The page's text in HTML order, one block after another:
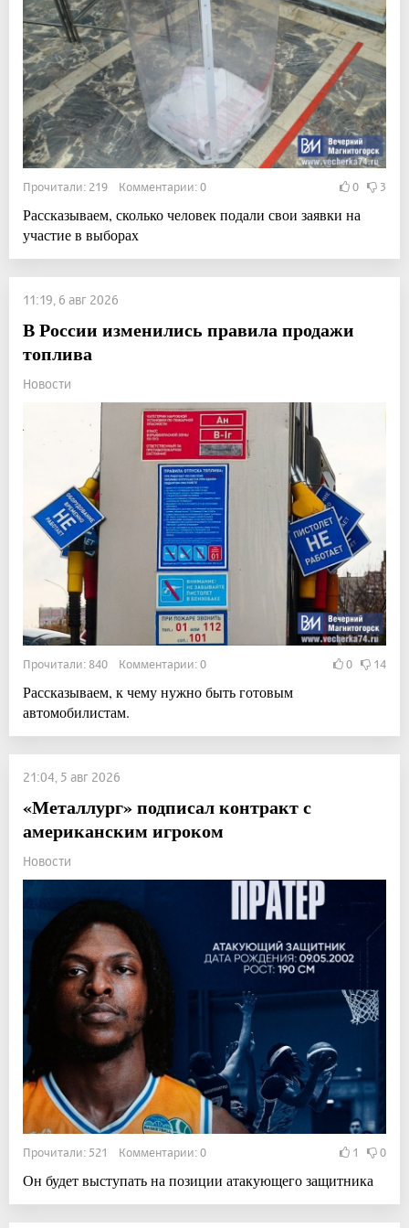
Прочитали: 219 Комментарии: 0 0 3
Рассказываем, сколько человек подали свои заявки на
участие в выборах
11:19, 6 авг 2026
В России изменились правила продажи
топлива
Новости
Прочитали: 840 Комментарии: 0 0 14
Рассказываем, к чему нужно быть готовым
автомобилистам.
21:04, 5 авг 2026
«Металлург» подписал контракт с
американским игроком
Новости
Прочитали: 521 Комментарии: 0 1 0
Он будет выступать на позиции атакующего защитника